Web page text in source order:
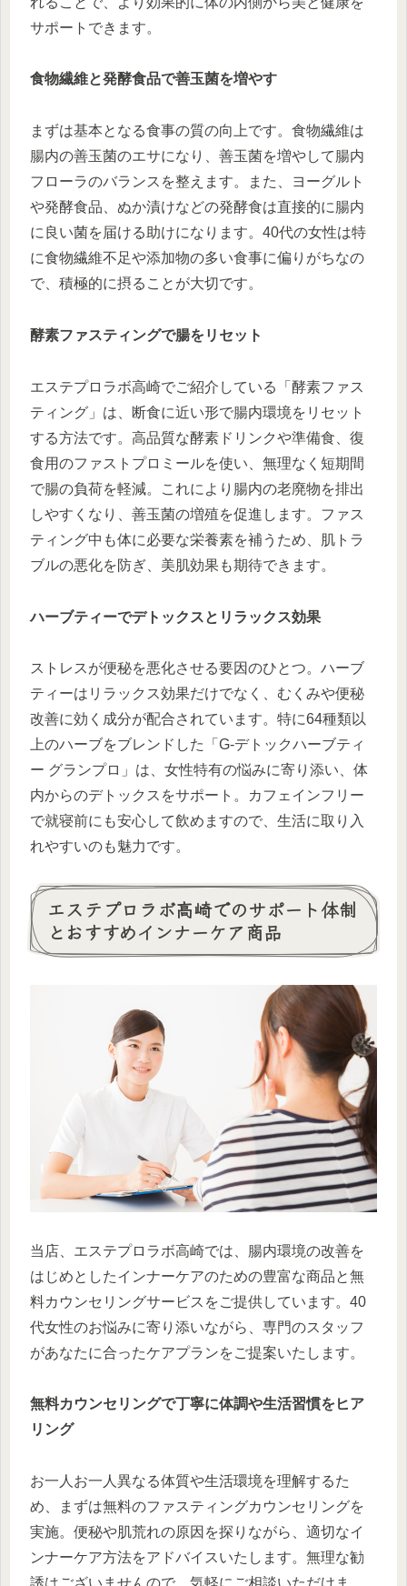
サポートできます。
食物繊維と発酵食品で善玉菌を増やす
まずは基本となる食事の質の向上です。食物繊維は
腸内の善玉菌のエサになり、善玉菌を増やして腸内
フローラのバランスを整えます。また、ヨーグルト
や発酵食品、ぬか漬けなどの発酵食は直接的に腸内
に良い菌を届ける助けになります。40代の女性は特
に食物繊維不足や添加物の多い食事に偏りがちなの
で、積極的に摂ることが大切です。
酵素ファスティングで腸をリセット
エステプロラボ高崎でご紹介している「酵素ファス
ティング」は、断食に近い形で腸内環境をリセット
する方法です。高品質な酵素ドリンクや準備食、復
食用のファストプロミールを使い、無理なく短期間
で腸の負荷を軽減。これにより腸内の老廃物を排出
しやすくなり、善玉菌の増殖を促進します。ファス
ティング中も体に必要な栄養素を補うため、肌トラ
ブルの悪化を防ぎ、美肌効果も期待できます。
ハーブティーでデトックスとリラックス効果
ストレスが便秘を悪化させる要因のひとつ。ハーブ
ティーはリラックス効果だけでなく、むくみや便秘
改善に効く成分が配合されています。特に64種類以
上のハーブをブレンドした「G-デトックハーブティ
ー グランプロ」は、女性特有の悩みに寄り添い、体
内からのデトックスをサポート。カフェインフリー
で就寝前にも安心して飲めますので、生活に取り入
れやすいのも魅力です。
エステプロラボ高崎でのサポート体制
とおすすめインナーケア商品
当店、エステプロラボ高崎では、腸内環境の改善を
はじめとしたインナーケアのための豊富な商品と無
料カウンセリングサービスをご提供しています。40
代女性のお悩みに寄り添いながら、専門のスタッフ
があなたに合ったケアプランをご提案いたします。
無料カウンセリングで丁寧に体調や生活習慣をヒア
リング
お一人お一人異なる体質や生活環境を理解するた
め、まずは無料のファスティングカウンセリングを
実施。便秘や肌荒れの原因を探りながら、適切なイ
ンナーケア方法をアドバイスいたします。無理な勧